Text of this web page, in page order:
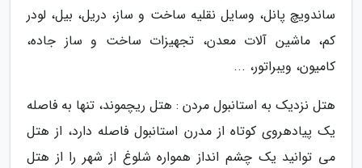
ساندویچ پانل، وسایل نقلیه ساخت و ساز، دریل، بیل، لودر
کم، ماشین آلات معدن، تجهیزات ساخت و ساز جاده،
کامیون، ویبراتور، ...
هتل نزدیک به استانبول مردن : هتل ریچموند، تنها به فاصله
یک پیادهروی کوتاه از مدرن استانبول فاصله دارد، از هتل
می توانید یک چشم انداز همواره شلوغ از شهر را از هتل